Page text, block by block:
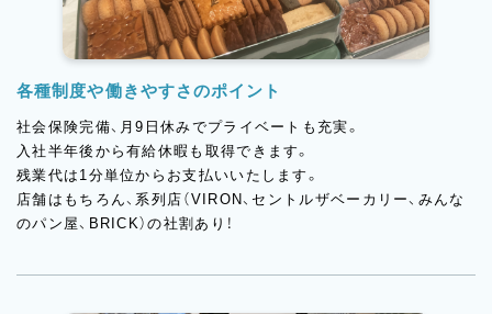
各種制度や働きやすさのポイント
社会保険完備、月9日休みでプライベートも充実。
入社半年後から有給休暇も取得できます。
残業代は1分単位からお支払いいたします。
店舗はもちろん、系列店（VIRON、セントルザベーカリー、みんな
のパン屋、BRICK）の社割あり！